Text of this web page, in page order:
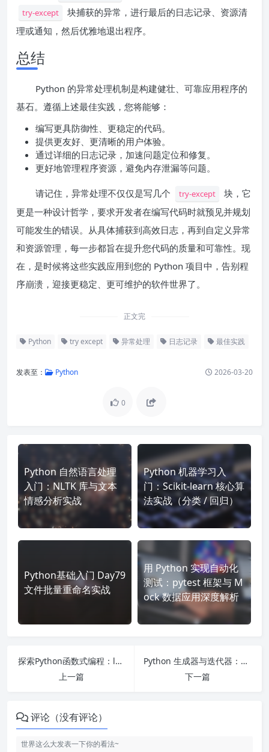
try-except
块捕获的异常，进行最后的日志记录、资源清
理或通知，然后优雅地退出程序。
总结
Python 的异常处理机制是构建健壮、可靠应用程序的
基石。遵循上述最佳实践，您将能够：
编写更具防御性、更稳定的代码。
提供更友好、更清晰的用户体验。
通过详细的日志记录，加速问题定位和修复。
更好地管理程序资源，避免内存泄漏等问题。
请记住，异常处理不仅仅是写几个 try-except
块，它
更是一种设计哲学，要求开发者在编写代码时就预见并规划
可能发生的错误。从具体捕获到高效日志，再到自定义异常
和资源管理，每一步都旨在提升您代码的质量和可靠性。现
在，是时候将这些实践应用到您的 Python 项目中，告别程
序崩溃，迎接更稳定、更可维护的软件世界了。
正文完
Python try except 异常处理 日志记录 最佳实践
发表至： Python 2026-03-20
0
Python 自然语言处理
入门：NLTK 库与文本
情感分析实战
Python 机器学习入
门：Scikit-learn 核心算
法实战（分类 / 回归）
Python基础入门 Day79
文件批量重命名实战
用 Python 实现自动化
测试：pytest 框架与 M
ock 数据应用深度解析
探索Python函数式编程：lambda、map、filter 与 itertools 的优雅应用
上一篇
Python 生成器与迭代器：内存优化与无限序列实现的利器
下一篇
评论（没有评论）